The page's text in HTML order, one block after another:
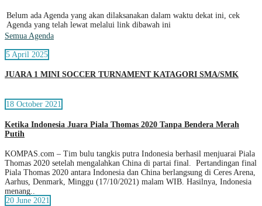
Belum ada Agenda yang akan dilaksanakan dalam waktu dekat ini, cek
Agenda yang telah lewat melalui link dibawah ini
Semua Agenda
5 April 2025
JUARA 1 MINI SOCCER TURNAMENT KATAGORI SMA/SMK
18 October 2021
Ketika Indonesia Juara Piala Thomas 2020 Tanpa Bendera Merah
Putih
KOMPAS.com – Tim bulu tangkis putra Indonesia berhasil menjuarai Piala
Thomas 2020 setelah mengalahkan China di partai final. Pertandingan final
Piala Thomas 2020 antara Indonesia dan China berlangsung di Ceres Arena,
Aarhus, Denmark, Minggu (17/10/2021) malam WIB. Hasilnya, Indonesia
menang..
20 June 2021